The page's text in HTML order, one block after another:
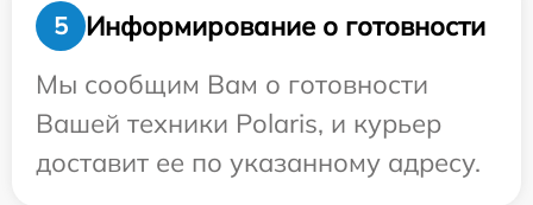
5
Информирование о готовности
Мы сообщим Вам о готовности
Вашей техники Polaris, и курьер
доставит ее по указанному адресу.